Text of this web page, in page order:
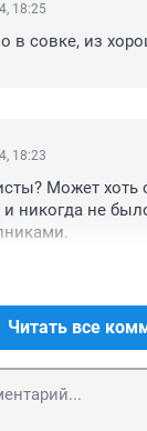
18:25
в совке, из
18:23
Может хоть
и никогда не
Читать все